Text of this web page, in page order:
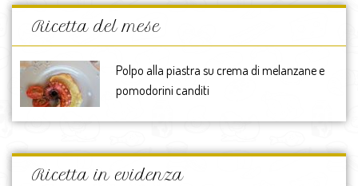
Ricetta del mese
Polpo alla piastra su crema di melanzane e
pomodorini canditi
Ricetta in evidenza